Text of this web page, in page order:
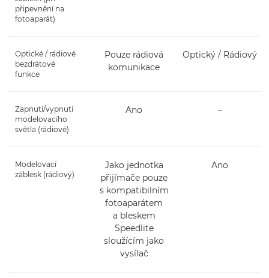
připevnění na
fotoaparát)
Optické / rádiové
bezdrátové
funkce
Pouze rádiová
komunikace
Optický / Rádiový
Zapnutí/vypnutí
modelovacího
světla (rádiové)
Ano –
Modelovací
záblesk (rádiový)
Jako jednotka
přijímače pouze
s kompatibilním
fotoaparátem
a bleskem
Speedlite
sloužícím jako
vysílač
Ano